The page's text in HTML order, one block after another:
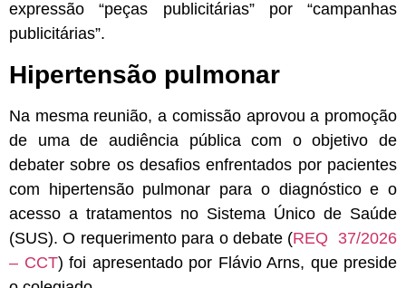
expressão “peças publicitárias” por “campanhas
publicitárias”.
Hipertensão pulmonar
Na mesma reunião, a comissão aprovou a promoção
de uma de audiência pública com o objetivo de
debater sobre os desafios enfrentados por pacientes
com hipertensão pulmonar para o diagnóstico e o
acesso a tratamentos no Sistema Único de Saúde
(SUS). O requerimento para o debate (REQ 37/2026
– CCT) foi apresentado por Flávio Arns, que preside